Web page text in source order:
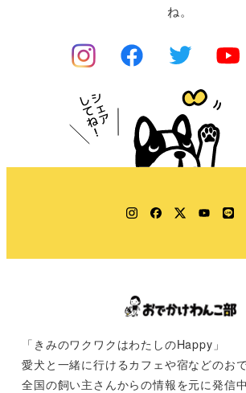
ね。
Instagram
Facebook
Twitter
「きみのワクワクはわたしのHappy」
愛犬と一緒に行けるカフェや宿などのお
全国の飼い主さんからの情報を元に発信中